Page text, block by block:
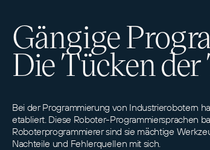
Gängige
Die Tücken
Bei der Programmierung von Industrierobotern
etabliert. Diese Roboter-Programmiersprachen
Roboterprogrammierer sind sie mächtige
Nachteile und Fehlerquellen mit sich.